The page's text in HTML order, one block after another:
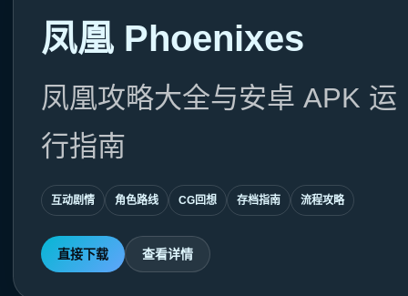
凤凰 Phoenixes
凤凰攻略大全与安卓 APK 运
行指南
互动剧情 角色路线 CG回想 存档指南 流程攻略
直接下载 查看详情